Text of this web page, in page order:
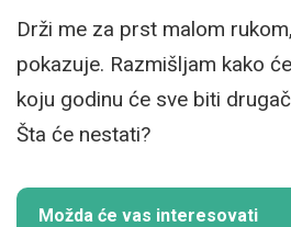
Drži me za prst malom
pokazuje. Razmišljam kako
koju godinu će sve biti
Šta će nestati?
Možda će vas interesovati